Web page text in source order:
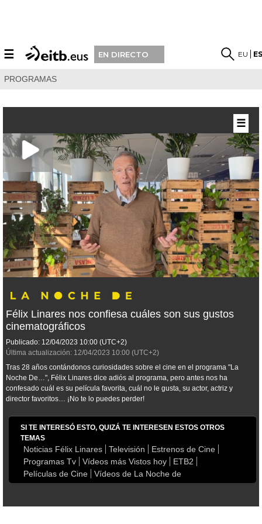
☰ EN DIRECTO EU
PROGRAMAS
Félix Linares nos confiesa cuáles son sus gustos
cinematográficos
Publicado: 12/04/2023 10:00 (UTC+2)
Última actualización: 12/04/2023 10:00 (UTC+2)
Tras 28 años contándonos curiosidades sobre el cine en el programa "La
Noche De…", Félix Linares dice adiós al programa, pero antes nos ha
confesado cuál es su película favorita, cuál no le gusta, su actor, actriz y
director favoritos… ¡No te lo puedes perder!
SI TE INTERESÓ ESTO, QUIZÁ TE INTERESEN ESTOS OTROS
TEMAS
Noticias Félix Linares Televisión
Estrenos de Cine
Programas Tv
Vídeos más Vistos hoy
ETB2
Películas de Cine
Vídeos de La Noche de
☰